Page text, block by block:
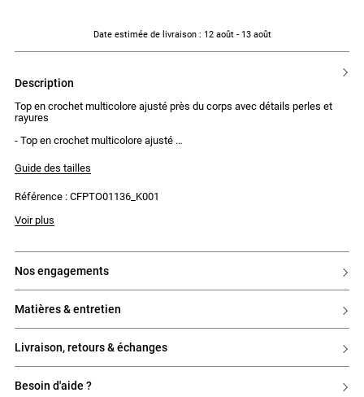
Date estimée de livraison: 12 août - 13 août
description
Top en crochet multicolore ajusté près du corps avec détails perles et
rayures
- Top en crochet multicolore ajusté
- Décolleté en V dégagé
- Rayures multicolores sur le bas du buste
- Perle au centre de la poitrine
Guide des tailles
Référence : CFPTO01136_K001
Voir plus
nos engagements
matières & entretien
livraison, retours & échanges
besoin d'aide ?